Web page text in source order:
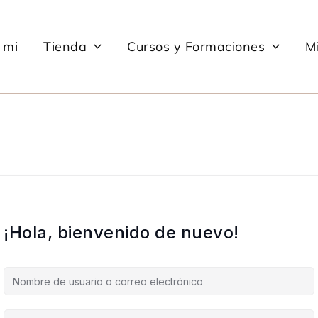
Tienda Cursos y Formaciones
¡Hola, bienvenido de nuevo!